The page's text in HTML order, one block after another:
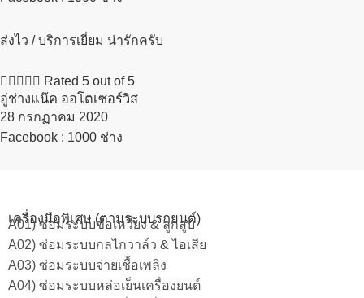
ส่งไว / บริการเยี่ยม น่ารักครับ
     Rated 5 out of 5
อู่ช่างแน๊ค ออโตเซอร์วิส
28 กรกฏาคม 2020​
Facebook : 1000 ช่าง
เครื่องมือพิเศษ (ตามระบบรถยนต์)
A01) ซ่อมระบบข้อเหวี่ยง & ลูกสูบ
A02) ซ่อมระบบกลไกวาล์ว & ไอเสีย
A03) ซ่อมระบบจ่ายเชื้อเพลิง
A04) ซ่อมระบบหล่อเย็นเครื่องยนต์